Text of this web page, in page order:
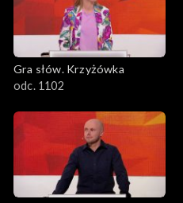
Gra słów. Krzyżówka
odc. 1102